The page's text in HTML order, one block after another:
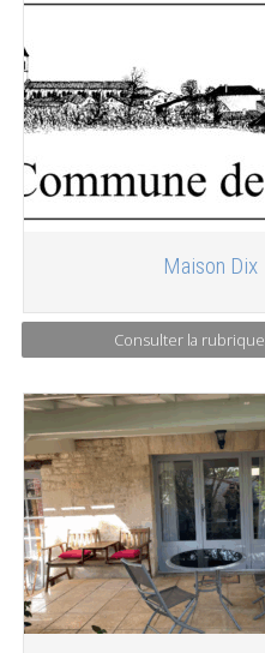
Maison Dix
Consulter la rubrique